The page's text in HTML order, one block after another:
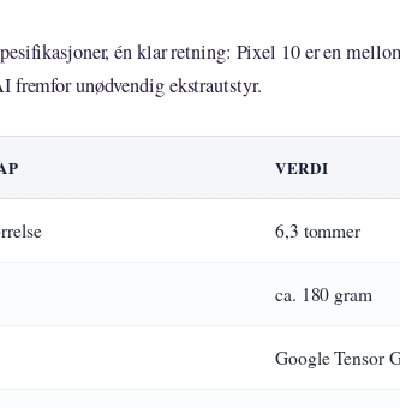
én klar retning: Pixel 10 er en
fremfor unødvendig ekstrautstyr.
VERDI
6,3 tommer
ca. 180 gram
Google Tensor